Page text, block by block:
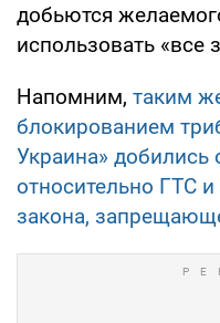
добьются
использовать «все
Напомним, таким
блокированием
Украина» добились
относительно ГТС
закона,